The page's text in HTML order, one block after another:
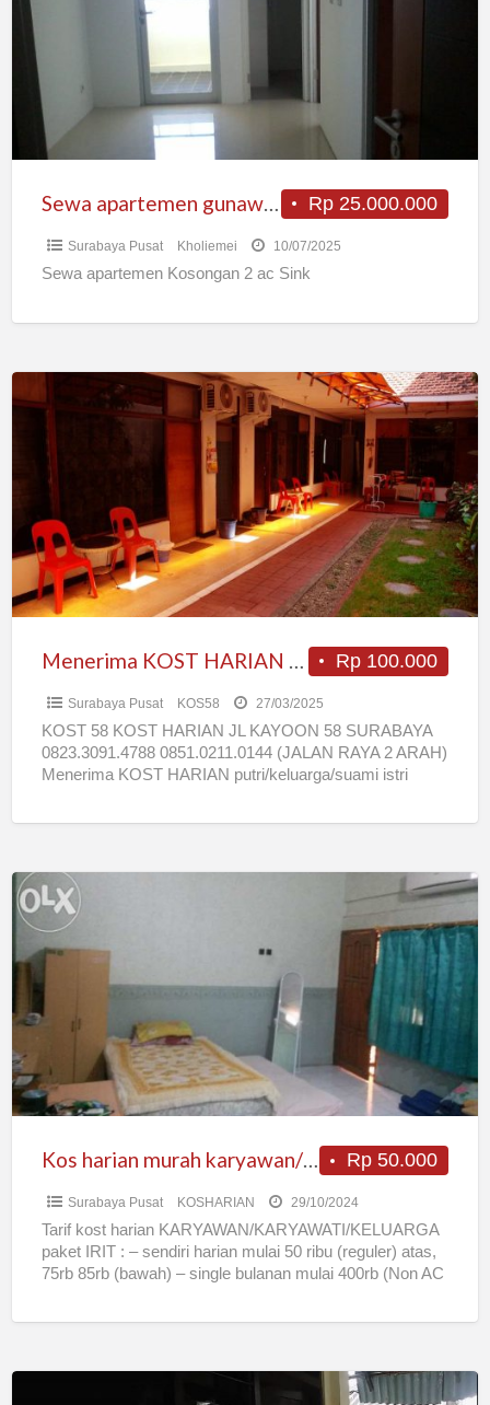
tidar
Rp 25.000.000
Sewa apartemen gunawangsa tidar
Surabaya Pusat Kholiemei 10/07/2025
Sewa apartemen Kosongan 2 ac Sink
KOST
putri/keluarga/suami
Rp 100.000
Menerima KOST HARIAN putri/keluarga/suami istri
Surabaya Pusat KOS58 27/03/2025
KOST 58 KOST HARIAN JL KAYOON 58 SURABAYA
0823.3091.4788 0851.0211.0144 (JALAN RAYA 2 ARAH)
Menerima KOST HARIAN putri/keluarga/suami istri
Kos
harian
murah
karyawan/wati
kemana2
NasiPecel
6rb
pusat
kota
Rp 50.000
Kos harian murah karyawan/wati bebas kemana2 NasiPecel 6rb pusat kota
Surabaya Pusat KOSHARIAN 29/10/2024
Tarif kost harian KARYAWAN/KARYAWATI/KELUARGA
paket IRIT : – sendiri harian mulai 50 ribu (reguler) atas,
75rb 85rb (bawah) – single bulanan mulai 400rb (Non AC